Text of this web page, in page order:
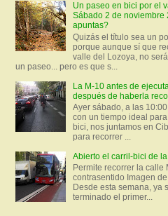
Un paseo en bici por el
Sábado 2 de noviembre
apuntas?
Quizás el título sea un
porque aunque sí que
valle del Lozoya, no
un paseo... pero es que s...
La M-10 antes de
después de haberla
Ayer sábado, a las
con un tiempo ideal
bici, nos juntamos en
para recorrer ...
Abierto el carril-bici de
Permite recorrer la calle
contrasentido Imagen
Desde esta semana, ya
terminado el primer...